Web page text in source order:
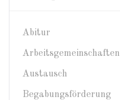
Abitur
Arbeitsgemeinschaften
Austausch
Begabungsförderung